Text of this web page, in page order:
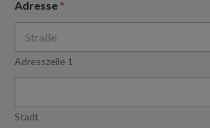
Adresse *
Adresszeile 1
Stadt